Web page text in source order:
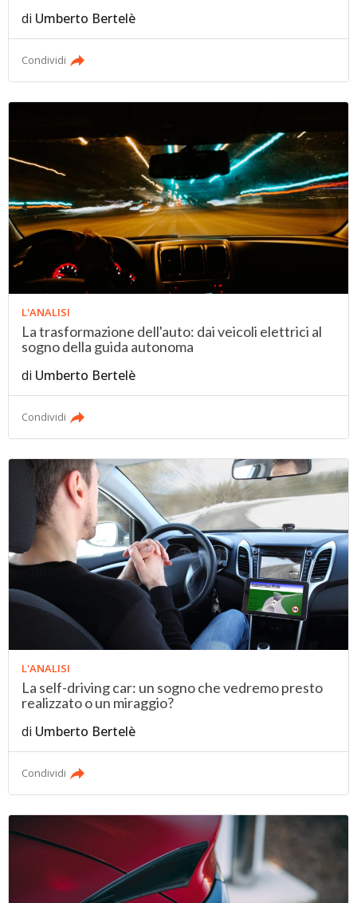
di Umberto Bertelè
Condividi
L'ANALISI
La trasformazione dell'auto: dai veicoli elettrici al
sogno della guida autonoma
di Umberto Bertelè
Condividi
L'ANALISI
La self-driving car: un sogno che vedremo presto
realizzato o un miraggio?
di Umberto Bertelè
Condividi